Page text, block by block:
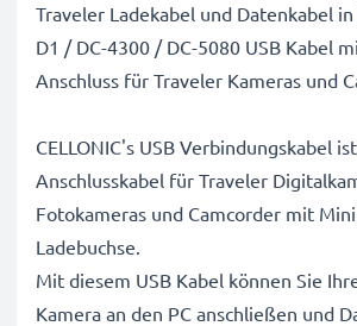
Traveler Ladekabel und Datenkabel
D1 / DC-4300 / DC-5080 USB Kabel
Anschluss für Traveler Kameras und
CELLONIC's USB Verbindungskabel
Anschlusskabel für Traveler
Fotokameras und Camcorder mit
Ladebuchse.
Mit diesem USB Kabel können Sie
Kamera an den PC anschließen und